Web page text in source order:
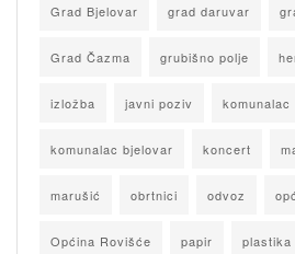
Grad Bjelovar grad daruvar
Grad Čazma grubišno polje
izložba javni poziv komunalac
komunalac bjelovar koncert
marušić obrtnici odvoz
Općina Rovišće papir plastika